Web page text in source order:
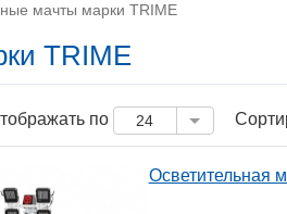
мачты марки TRIME
TRIME
по 24
Осветительная